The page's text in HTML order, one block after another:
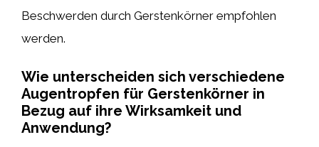
Beschwerden durch Gerstenkörner empfohlen
werden.
Wie unterscheiden sich verschiedene
Augentropfen für Gerstenkörner in
Bezug auf ihre Wirksamkeit und
Anwendung?